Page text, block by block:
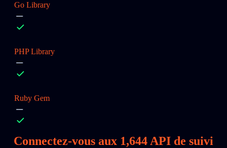
Go Library
PHP Library
Ruby Gem
Connectez‑vous aux 1,644 API de suivi